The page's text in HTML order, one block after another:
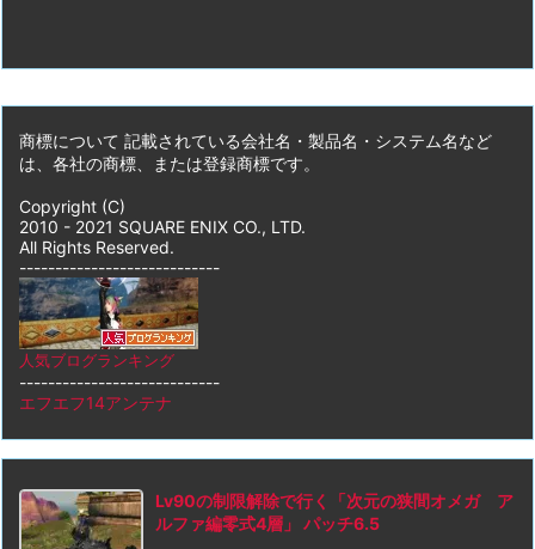
商標について 記載されている会社名・製品名・システム名など
は、各社の商標、または登録商標です。
Copyright (C)
2010 - 2021 SQUARE ENIX CO., LTD.
All Rights Reserved.
----------------------------
人気ブログランキング
----------------------------
エフエフ14アンテナ
Lv90の制限解除で行く「次元の狭間オメガ ア
ルファ編零式4層」 パッチ6.5